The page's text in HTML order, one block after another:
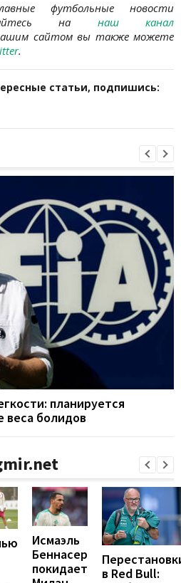
футбольные новости
на
наш канал
сайтом вы также можете
.
статьи, подпишись:
планируется
болидов
Исмаэль
Беннасер
покидает
в Red Bull: